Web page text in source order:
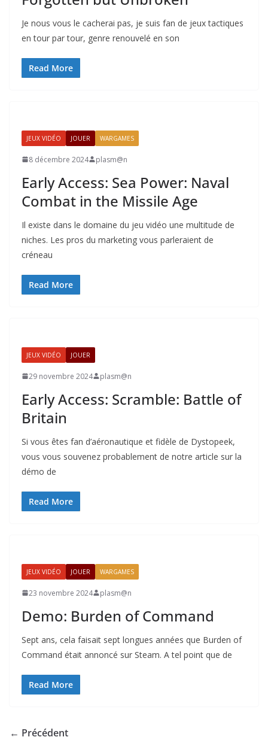
Je nous vous le cacherai pas, je suis fan de jeux tactiques
en tour par tour, genre renouvelé en son
Read More
JEUX VIDÉO JOUER WARGAMES
8 décembre 2024 plasm@n
Early Access: Sea Power: Naval
Combat in the Missile Age
Il existe dans le domaine du jeu vidéo une multitude de
niches. Les pros du marketing vous parleraient de
créneau
Read More
JEUX VIDÉO JOUER
29 novembre 2024 plasm@n
Early Access: Scramble: Battle of
Britain
Si vous êtes fan d’aéronautique et fidèle de Dystopeek,
vous vous souvenez probablement de notre article sur la
démo de
Read More
JEUX VIDÉO JOUER WARGAMES
23 novembre 2024 plasm@n
Demo: Burden of Command
Sept ans, cela faisait sept longues années que Burden of
Command était annoncé sur Steam. A tel point que de
Read More
← Précédent